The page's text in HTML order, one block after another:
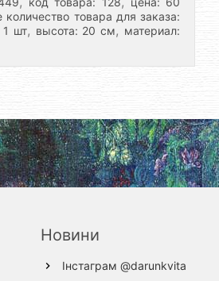
товара для заказа:
1 шт, высота: 20 см, материал:
Новини
Інстаграм @darunkvita